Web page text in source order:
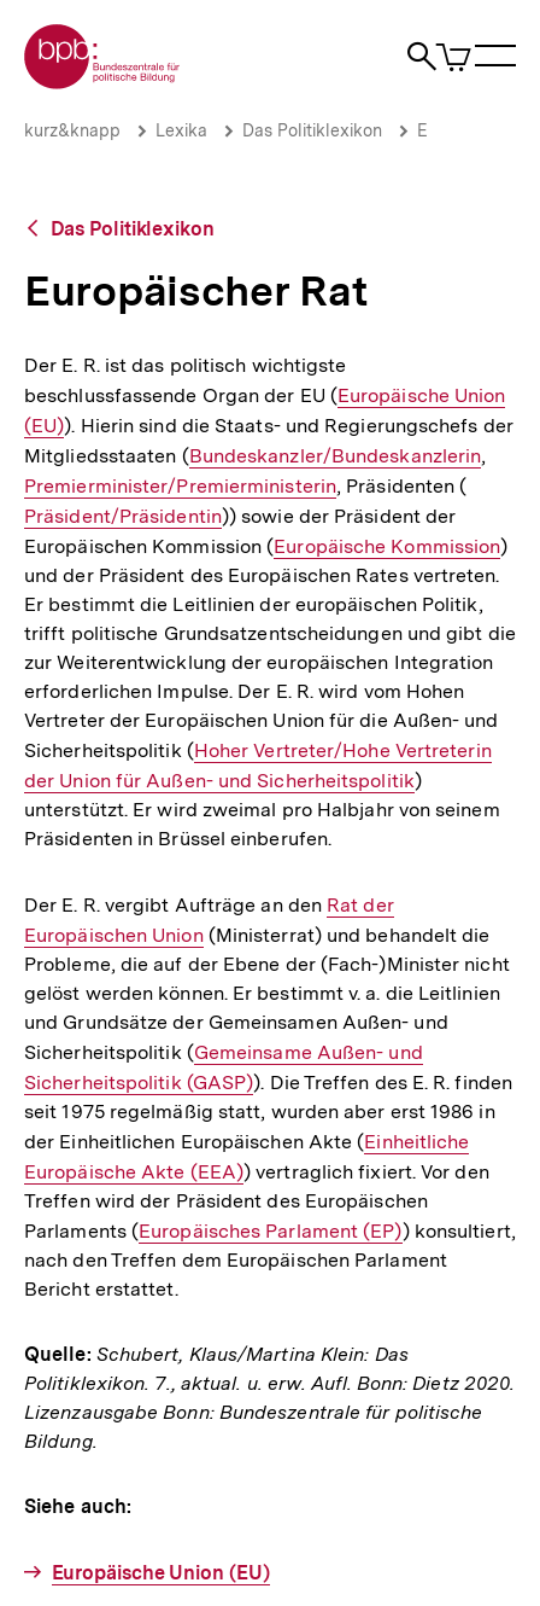
zum
Seiteninhalt
springen
Zur Startseite der bpb
Suche
Artikel
im
Europäischer
Brotkrümelnavigation
Pfadnavigation
kurz&knapp Lexika Das Politiklexikon E
Zurück
Übersicht
Das Politiklexikon
Europäischer Rat
Der E. R. ist das politisch wichtigste
beschlussfassende Organ der EU (Interner
Link:
Europäische Union
(EU)). Hierin sind die Staats- und Regierungschefs der
Mitgliedsstaaten (Interner
Link:
Bundeskanzler/Bundeskanzlerin,
Premierminister/Premierministerin, Präsidenten (
Präsident/Präsidentin)) sowie der Präsident der
Europäischen Kommission (Interner
Link:
Europäische Kommission)
und der Präsident des Europäischen Rates vertreten.
Er bestimmt die Leitlinien der europäischen Politik,
trifft politische Grundsatzentscheidungen und gibt die
zur Weiterentwicklung der europäischen Integration
erforderlichen Impulse. Der E. R. wird vom Hohen
Vertreter der Europäischen Union für die Außen- und
Sicherheitspolitik (Interner
Link:
Hoher Vertreter/Hohe Vertreterin
der Union für Außen- und Sicherheitspolitik)
unterstützt. Er wird zweimal pro Halbjahr von seinem
Präsidenten in Brüssel einberufen.
Der E. R. vergibt Aufträge an den Interner
Link:
Rat der
Europäischen Union(Ministerrat) und behandelt die
Probleme, die auf der Ebene der (Fach-)Minister nicht
gelöst werden können. Er bestimmt v. a. die Leitlinien
und Grundsätze der Gemeinsamen Außen- und
Sicherheitspolitik (Interner
Link:
Gemeinsame Außen- und
Sicherheitspolitik (GASP)). Die Treffen des E. R. finden
seit 1975 regelmäßig statt, wurden aber erst 1986 in
der Einheitlichen Europäischen Akte (Interner
Link:
Einheitliche
Europäische Akte (EEA)) vertraglich fixiert. Vor den
Treffen wird der Präsident des Europäischen
Parlaments (Interner
Link:
Europäisches Parlament (EP)) konsultiert,
nach den Treffen dem Europäischen Parlament
Bericht erstattet.
Quelle: Schubert, Klaus/Martina Klein: Das
Politiklexikon. 7., aktual. u. erw. Aufl. Bonn: Dietz 2020.
Lizenzausgabe Bonn: Bundeszentrale für politische
Bildung.
Siehe auch:
Europäische Union (EU)